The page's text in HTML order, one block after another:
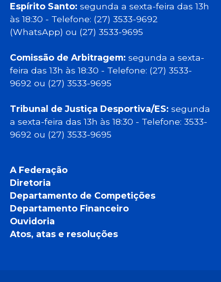
Espírito Santo: segunda a sexta-feira das 13h
às 18:30 - Telefone: (27) 3533-9692
(WhatsApp) ou (27) 3533-9695
Comissão de Arbitragem: segunda a sexta-
feira das 13h às 18:30 - Telefone: (27) 3533-
9692 ou (27) 3533-9695
Tribunal de Justiça Desportiva/ES: segunda
a sexta-feira das 13h às 18:30 - Telefone: 3533-
9692 ou (27) 3533-9695
A Federação
Diretoria
Departamento de Competições
Departamento Financeiro
Ouvidoria
Atos, atas e resoluções